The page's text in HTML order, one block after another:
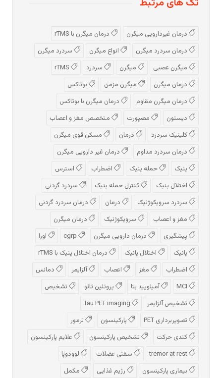
درمان غیردارویی میگرن
درمان میگرن با rTMS
درمان سردرد میگرن
انواع میگرن
سردرد میگرن
میگرن عصبی
میگرن سردرد
درمان میگرن
میگرن مزمن
بوتاکس
درمان میگرن مقاوم
درمان میگرن با بوتاکس
دیستون
مصپورت
متخصص مغز و اعصاب
کلینیک سردرد
درمان
مسکن قوی میگرن
درمان سردرد مداوم
درمان غیر دارویی میگرن
پنیک
حمله پنیک اضطراب
استرس
اختلال پنیک
کنترل حمله پنیک
سردرد گردنی
سردرد سرویکوژنیک
درمان
درمان سردرد گردنی
مغز و اعصاب
سرویکوژنیک
درمان میگرن
پیشگیری
درمان دارویی میگرن
اورا
پانیک
اختلال پانیک
درمان اختلال پنیک با rTMS
اضطراب
مغز اعصاب آلزایمر
دمانس
آمیلویید بتا پروتئین تائو
تشخیص
تشخیص آلزایمر
تصویربرداری PET
پارکینسون
ترمور
کندی حرکت
تشخیص پارکینسون
علایم پارکینسون
سفتی عضلات
لوودوپا
بیماری پارکینسون
رژیم غذایی مکمل